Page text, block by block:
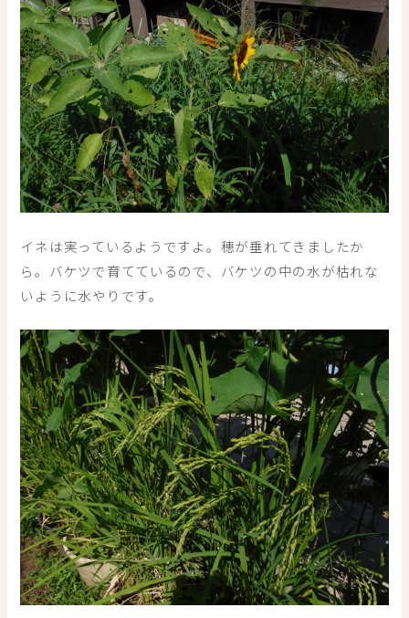
イネは実っているようですよ。穂が垂れてきましたか
ら。バケツで育てているので、バケツの中の水が枯れな
いように水やりです。